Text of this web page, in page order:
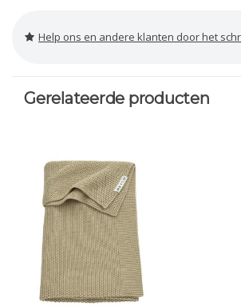
Help ons en andere klanten door het
Gerelateerde producten